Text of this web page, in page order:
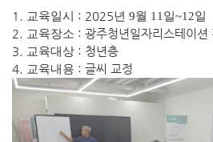
1. 교육일시 : 2025년 9월 11 일~12일
2. 교육장소 : 광주청년일자리스테이션
3.
교육대상 : 청년층
4.
교육내용 : 글씨 교정